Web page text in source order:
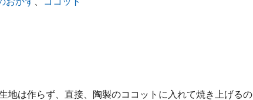
地は作らず、直接、陶製のココットに入れて焼き上げるの